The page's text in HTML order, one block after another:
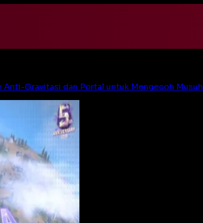
Anti-Gravitasi dan Portal untuk Mengecoh Musuh